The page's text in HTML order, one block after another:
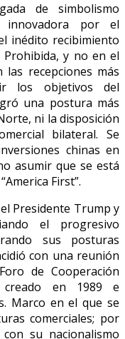
de simbolismo
innovadora por el
inédito recibimiento
Prohibida, y no en el
las recepciones más
los objetivos del
una postura más
ni la disposición
bilateral. Se
chinas en
asumir que se está
First”.
Presidente Trump y
el progresivo
sus posturas
con una reunión
de Cooperación
creado en 1989 e
Marco en el que se
comerciales; por
su nacionalismo